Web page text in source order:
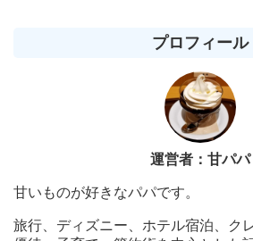
プロフィール
運営者：甘パパ
甘いものが好きなパパです。
旅行、ディズニー、ホテル宿泊、ク